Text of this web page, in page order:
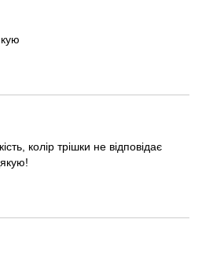
колір трішки не відповідає